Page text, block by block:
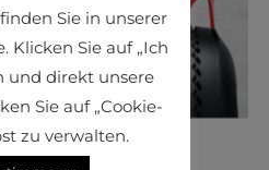
Sie in unserer
Klicken Sie auf „Ich
und direkt unsere
Sie auf „Cookie-
zu verwalten.